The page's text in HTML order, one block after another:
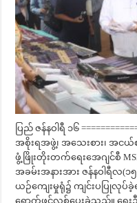
ပြည် ဇန်နဝါရီ ၁၆
အစိုးရအဖွဲ့၊ အသေးစား၊ အငယ်စ
ဖွံ့ဖြိုးတိုးတက်ရေးအေဂျင်စီ
အခမ်းအနားအား ဇန်နဝါရီလ(၁
ယဉ်ကျေးမှုရုံ၌ ကျင်းပပြုလုပ်
ရောက်ဖွင့်လှစ်ပေးခဲ့သည်။ ရှေး